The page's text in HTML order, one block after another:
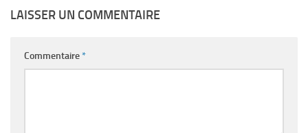
LAISSER UN COMMENTAIRE
Commentaire*